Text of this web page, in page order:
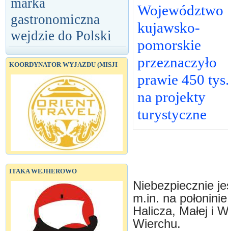
marka
gastronomiczna
wejdzie do Polski
KOORDYNATOR WYJAZDU (MISJI
ITAKA WEJHEROWO
Województwo
kujawsko-
pomorskie
przeznaczyło
prawie 450
na projekty
turystyczne
Niebezpiecznie
m.in. na
Halicza, Małej i
Wierchu.